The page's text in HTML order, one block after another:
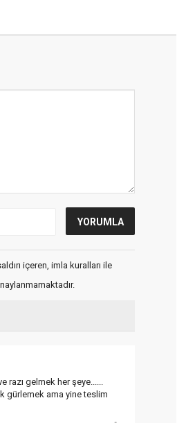
içeren, imla kuralları ile
razı gelmek her şeye......
gürlemek ama yine teslim